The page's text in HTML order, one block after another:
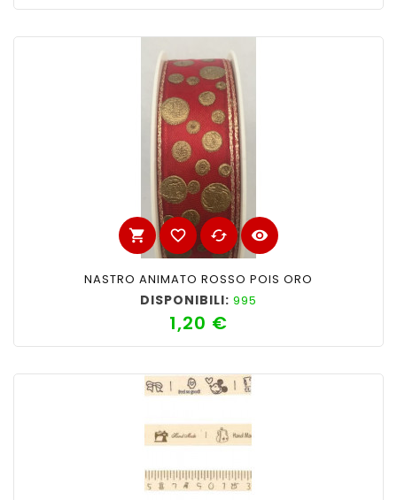
shopping_cart favorite_border cached visibility
NASTRO ANIMATO ROSSO POIS ORO
DISPONIBILI: 995
1,20 €